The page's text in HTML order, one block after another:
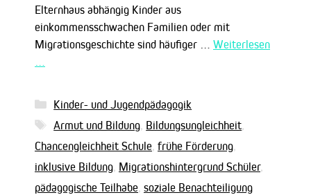
Elternhaus abhängig Kinder aus
einkommensschwachen Familien oder mit
Migrationsgeschichte sind häufiger … Weiterlesen
Kategorien
Kinder- und Jugendpädagogik
Schlagwörter
Armut und Bildung Bildungsungleichheit
Chancengleichheit Schule frühe Förderung
inklusive Bildung Migrationshintergrund Schüler,
pädagogische Teilhabe soziale Benachteiligung